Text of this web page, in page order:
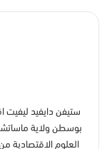
بوسطن ولاية
العلوم